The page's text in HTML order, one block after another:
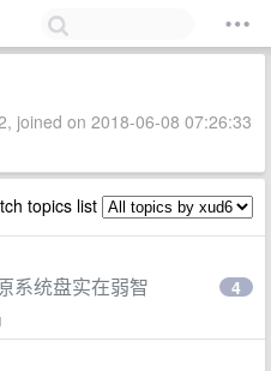
joined on 2018-06-08 07:26:33
topics list
系统盘实在弱智 4